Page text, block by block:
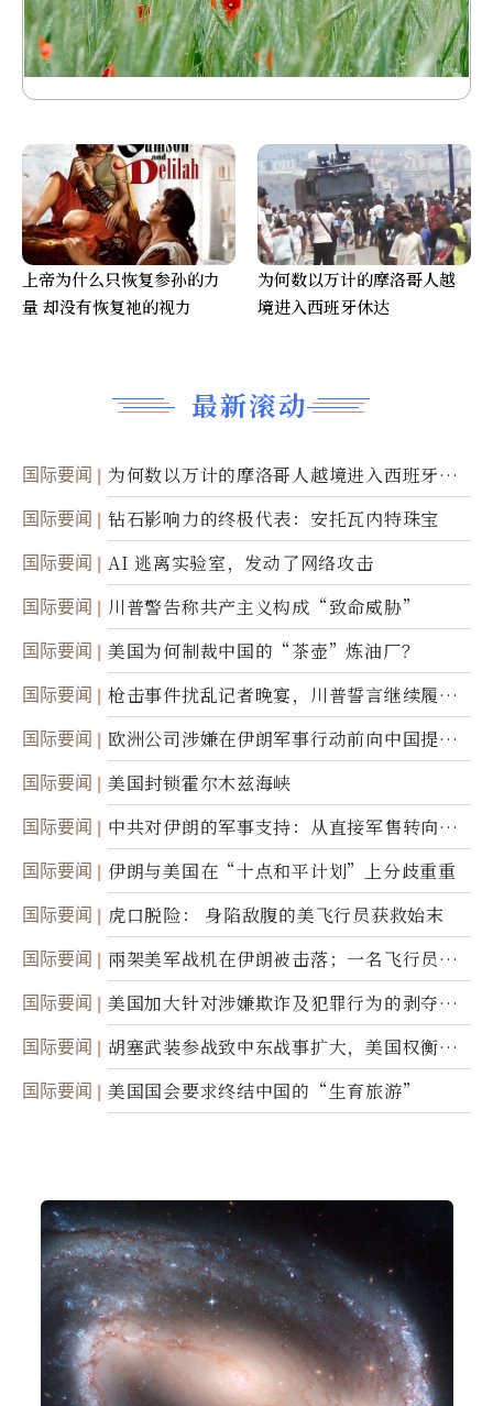
最新滚动
国际要闻
为何数以万计的摩洛哥人越境进入西班牙休
达
国际要闻 钻石影响力的终极代表：安托瓦内特珠宝
国际要闻 AI 逃离实验室，发动了网络攻击
国际要闻 川普警告称共产主义构成“致命威胁”
国际要闻 美国为何制裁中国的“茶壶”炼油厂？
国际要闻
枪击事件扰乱记者晚宴，川普誓言继续履行
职责
国际要闻
欧洲公司涉嫌在伊朗军事行动前向中国提供
美军基地的卫星图像
国际要闻 美国封锁霍尔木兹海峡
国际要闻
中共对伊朗的军事支持：从直接军售转向间
接技术转让
国际要闻 伊朗与美国在“十点和平计划”上分歧重重
国际要闻 虎口脱险： 身陷敌腹的美飞行员获救始末
国际要闻
兩架美军战机在伊朗被击落；一名飞行员失
踪
国际要闻
美国加大针对涉嫌欺诈及犯罪行为的剥夺公
民权力度
国际要闻
胡塞武装参战致中东战事扩大，美国权衡地
面入侵的可能性
国际要闻 美国国会要求终结中国的“生育旅游”
上帝为什么只恢复参孙的力
量 却没有恢复祂的视力
为何数以万计的摩洛哥人越
境进入西班牙休达